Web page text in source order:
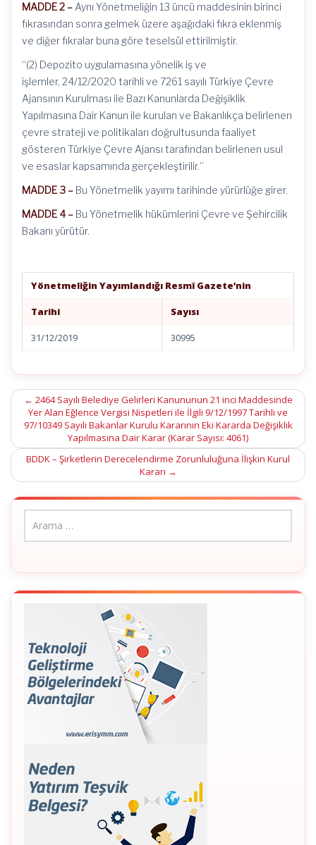
MADDE 2 – Aynı Yönetmeliğin 13 üncü maddesinin birinci
fıkrasından sonra gelmek üzere aşağıdaki fıkra eklenmiş
ve diğer fıkralar buna göre teselsül ettirilmiştir.
“(2) Depozito uygulamasına yönelik iş ve
işlemler, 24/12/2020 tarihli ve 7261 sayılı Türkiye Çevre
Ajansının Kurulması ile Bazı Kanunlarda Değişiklik
Yapılmasına Dair Kanun ile kurulan ve Bakanlıkça belirlenen
çevre strateji ve politikaları doğrultusunda faaliyet
gösteren Türkiye Çevre Ajansı tarafından belirlenen usul
ve esaslar kapsamında gerçekleştirilir.”
MADDE 3 – Bu Yönetmelik yayımı tarihinde yürürlüğe girer.
MADDE 4 – Bu Yönetmelik hükümlerini Çevre ve Şehircilik
Bakanı yürütür.
Yönetmeliğin Yayımlandığı Resmî Gazete’nin
Tarihi Sayısı
31/12/2019 30995
Post
navigation
← 2464 Sayılı Belediye Gelirleri Kanununun 21 inci Maddesinde
Yer Alan Eğlence Vergisi Nispetleri ile İlgili 9/12/1997 Tarihli ve
97/10349 Sayılı Bakanlar Kurulu Kararının Eki Kararda Değişiklik
Yapılmasına Dair Karar (Karar Sayısı: 4061)
BDDK – Şirketlerin Derecelendirme Zorunluluğuna İlişkin Kurul
Kararı →